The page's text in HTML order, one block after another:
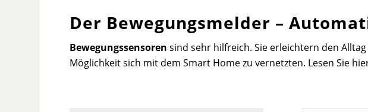
Der Bewegungsmelder –
Bewegungssensoren sind sehr hilfreich. Sie erleichtern den
Möglichkeit sich mit dem Smart Home zu vernetzten. Lesen Sie